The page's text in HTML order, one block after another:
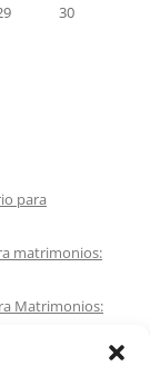
30
para
matrimonios:
Matrimonios:
Comentario para